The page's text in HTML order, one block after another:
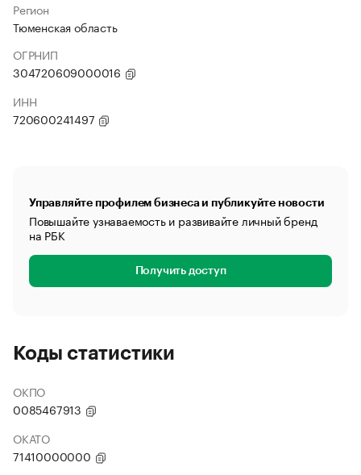
Регион
Тюменская область
ОГРНИП
304720609000016
ИНН
720600241497
Управляйте профилем бизнеса и публикуйте новости
Повышайте узнаваемость и развивайте личный бренд
на РБК
Получить доступ
Коды статистики
ОКПО
0085467913
ОКАТО
71410000000